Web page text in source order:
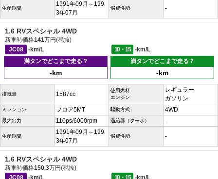
生産期間
1991年09月～199
3年07月
燃費性能 -
1.6 RVスペシャル 4WD
新車時価格141万円(税抜)
JC08
-km/L 10・15
-km/L
満タンでどこまで走る？
-km
満タンでどこまで走る？
-km
排気量 1587cc
使用燃料
エンジン
レギュラー
ガソリン
ミッション フロア5MT 駆動方式 4WD
最大出力 110ps/6000rpm 過給器（ターボ） -
生産期間
1991年09月～199
3年07月
燃費性能 -
1.6 RVスペシャル 4WD
新車時価格150.3万円(税抜)